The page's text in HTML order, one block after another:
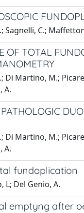
Sagnelli, C.;
OF TOTAL
Martino, M.;
A.
Martino, M.;
A.
fundoplication
L; Del Genio, A.
emptyng after